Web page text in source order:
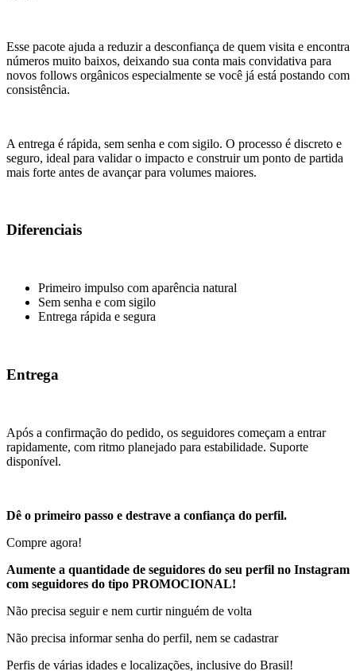
Esse pacote ajuda a reduzir a desconfiança de quem visita e encontra
números muito baixos, deixando sua conta mais convidativa para
novos follows orgânicos especialmente se você já está postando com
consistência.
A entrega é rápida, sem senha e com sigilo. O processo é discreto e
seguro, ideal para validar o impacto e construir um ponto de partida
mais forte antes de avançar para volumes maiores.
Diferenciais
Primeiro impulso com aparência natural
Sem senha e com sigilo
Entrega rápida e segura
Entrega
Após a confirmação do pedido, os seguidores começam a entrar
rapidamente, com ritmo planejado para estabilidade. Suporte
disponível.
Dê o primeiro passo e destrave a confiança do perfil.
Compre agora!
Aumente a quantidade de seguidores do seu perfil no Instagram
com seguidores do tipo PROMOCIONAL!
Não precisa seguir e nem curtir ninguém de volta
Não precisa informar senha do perfil, nem se cadastrar
Perfis de várias idades e localizações, inclusive do Brasil!